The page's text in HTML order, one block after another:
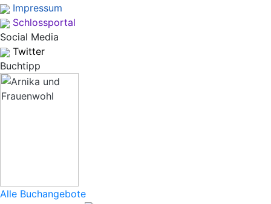
Impressum
Schlossportal
Social Media
Twitter
Buchtipp
Alle Buchangebote